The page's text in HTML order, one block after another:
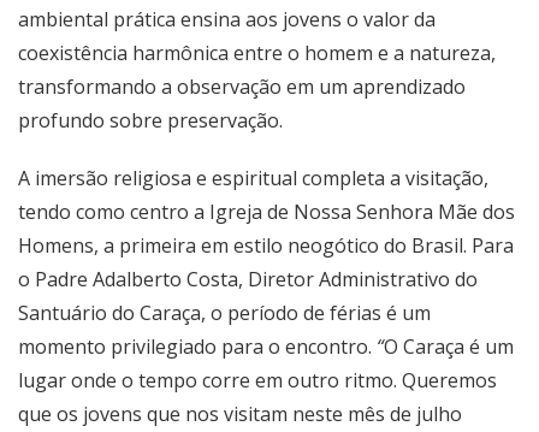
ambiental prática ensina aos jovens o valor da
coexistência harmônica entre o homem e a natureza,
transformando a observação em um aprendizado
profundo sobre preservação.
A imersão religiosa e espiritual completa a visitação,
tendo como centro a Igreja de Nossa Senhora Mãe dos
Homens, a primeira em estilo neogótico do Brasil. Para
o Padre Adalberto Costa, Diretor Administrativo do
Santuário do Caraça, o período de férias é um
momento privilegiado para o encontro. “O Caraça é um
lugar onde o tempo corre em outro ritmo. Queremos
que os jovens que nos visitam neste mês de julho